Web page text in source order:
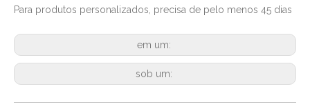
Para produtos personalizados, precisa de pelo menos 45 dias
em um:
sob um: